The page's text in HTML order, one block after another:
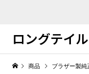
ロングテイ
商品 ブラザー製純